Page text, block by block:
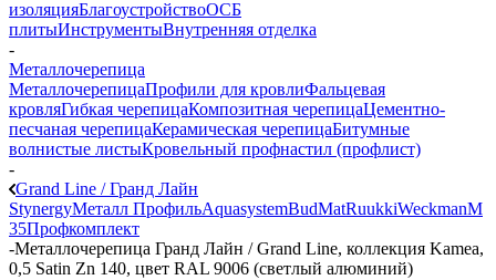
изоляцияБлагоустройствоОСБ
плитыИнструментыВнутренняя отделка
-
Металлочерепица
МеталлочерепицаПрофили для кровлиФальцевая
кровляГибкая черепицаКомпозитная черепицаЦементно-
песчаная черепицаКерамическая черепицаБитумные
волнистые листыКровельный профнастил (профлист)
-
Grand Line / Гранд Лайн
StynergyМеталл ПрофильAquasystemBudMatRuukkiWeckmanМ
35Профкомплект
-Металлочерепица Гранд Лайн / Grand Line, коллекция Kamea,
0,5 Satin Zn 140, цвет RAL 9006 (светлый алюминий)